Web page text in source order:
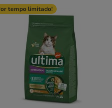
tempo limitado!